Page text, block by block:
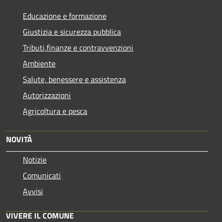
Educazione e formazione
Giustizia e sicurezza pubblica
Tributi,finanze e contravvenzioni
Ambiente
Salute, benessere e assistenza
Autorizzazioni
Agricoltura e pesca
NOVITÀ
Notizie
Comunicati
Avvisi
VIVERE IL COMUNE